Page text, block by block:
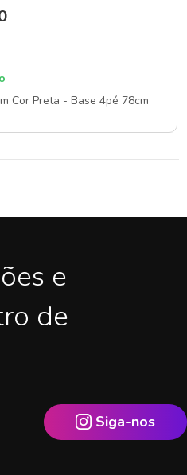
Cor Preta - Base 4pé 78cm
e
de
Siga-nos